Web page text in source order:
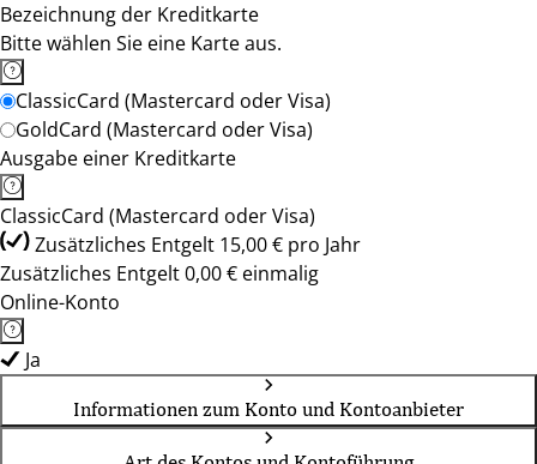
Bezeichnung der Kreditkarte
Bitte wählen Sie eine Karte aus.
ClassicCard (Mastercard oder Visa)
GoldCard (Mastercard oder Visa)
Ausgabe einer Kreditkarte
ClassicCard (Mastercard oder Visa)
Zusätzliches Entgelt 15,00 € pro Jahr
Zusätzliches Entgelt 0,00 € einmalig
Online-Konto
Ja
Informationen zum Konto und Kontoanbieter